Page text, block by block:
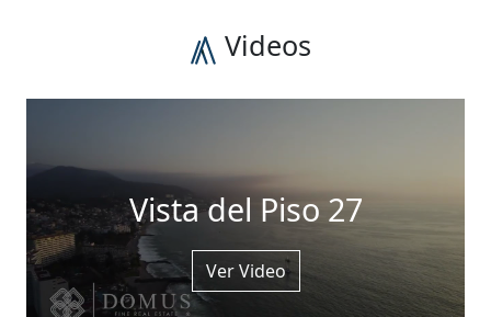
Videos
Vista del Piso 27
Ver Video